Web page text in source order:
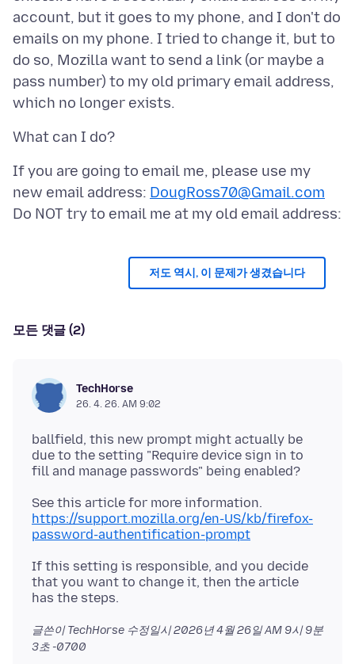
account, but it goes to my phone, and I don't do
emails on my phone. I tried to change it, but to
do so, Mozilla want to send a link (or maybe a
pass number) to my old primary email address,
If you are going to email me, please use my
new email address: DougRoss70@Gmail.com
저도 역시, 이 문제가 생겼습니다
모든 댓글 (2)
TechHorse
26. 4. 26. AM 9:02
ballfield, this new prompt might actually be
due to the setting "Require device sign in to
https://support.mozilla.org/en-US/kb/firefox-
password-authentification-prompt
If this setting is responsible, and you decide
that you want to change it, then the article
글쓴이 TechHorse 수정일시2026년 4월 26일 AM 9시 9분
3초 -0700